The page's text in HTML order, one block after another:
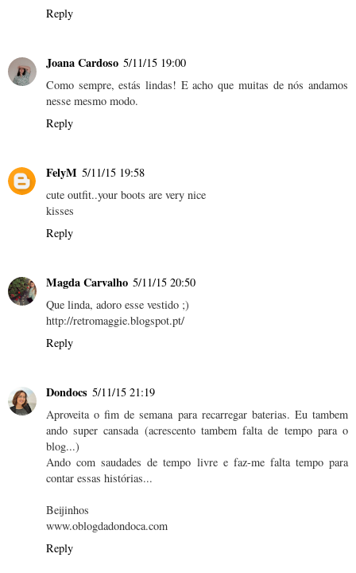
Reply
Joana Cardoso 5/11/15 19:00
Como sempre, estás lindas! E acho que muitas de nós andamos
nesse mesmo modo.
Reply
FelyM 5/11/15 19:58
cute outfit..your boots are very nice
kisses
Reply
Magda Carvalho 5/11/15 20:50
Que linda, adoro esse vestido ;)
http://retromaggie.blogspot.pt/
Reply
Dondocs 5/11/15 21:19
Aproveita o fim de semana para recarregar baterias. Eu tambem
ando super cansada (acrescento tambem falta de tempo para o
blog...)
Ando com saudades de tempo livre e faz-me falta tempo para
contar essas histórias...
Beijinhos
www.oblogdadondoca.com
Reply